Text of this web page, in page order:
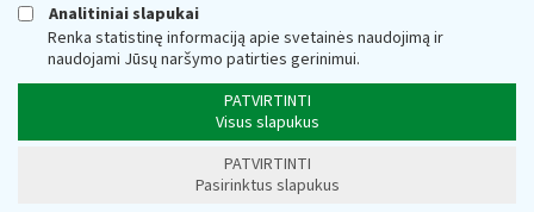
Analitiniai slapukai
Renka statistinę informaciją apie svetainės naudojimą ir
naudojami Jūsų naršymo patirties gerinimui.
PATVIRTINTI
Visus slapukus
PATVIRTINTI
Pasirinktus slapukus